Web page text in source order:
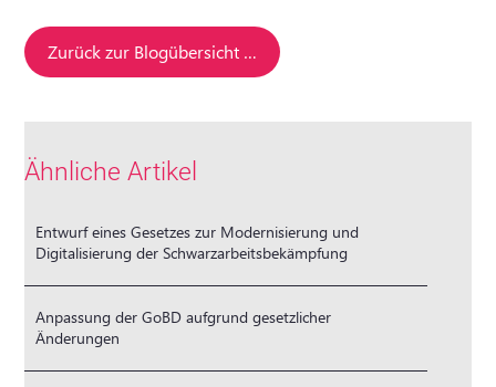
Zurück zur Blogübersicht …
Ähnliche Artikel
Entwurf eines Gesetzes zur Modernisierung und
Digitalisierung der Schwarzarbeitsbekämpfung
Anpassung der GoBD aufgrund gesetzlicher
Änderungen